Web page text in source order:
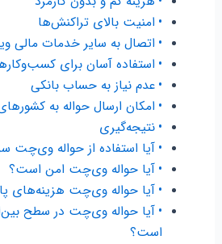
امنیت بالای تراکنش‌ها
اتصال به سایر خدمات مالی
استفاده آسان برای
عدم نیاز به حساب بانکی
امکان ارسال حواله به
نتیجه‌گیری
آیا استفاده از حواله وی‌چت
آیا حواله وی‌چت امن است؟
آیا حواله وی‌چت هزینه‌های
آیا حواله وی‌چت در سطح
است؟